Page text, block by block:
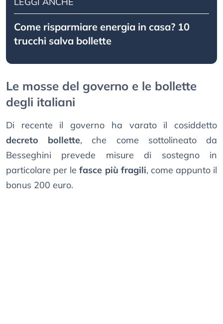
Come risparmiare energia in casa? 10
trucchi salva bollette
Le mosse del governo e le bollette
degli italiani
Di recente il governo ha varato il cosiddetto
decreto bollette, che come sottolineato da
Besseghini prevede misure di sostegno in
particolare per lefasce più fragili, come appunto il
bonus 200 euro.